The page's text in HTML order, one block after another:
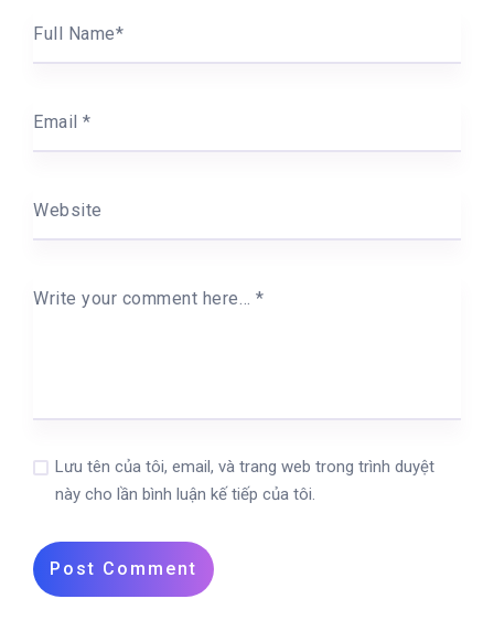
Full Name*
Email *
Website
Write your comment here… *
Lưu tên của tôi, email, và trang web trong trình duyệt
này cho lần bình luận kế tiếp của tôi.